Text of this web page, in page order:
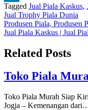
LinkedIn
Tagged Jual Piala Kaskus,
Jual Trophy Piala Dunia
Navigasi
pos
Produsen Piala, Produsen
Jual Piala Kaskus | Jual
Related Posts
Toko Piala
Toko Piala Murah Siap
Jogja – Kemenangan